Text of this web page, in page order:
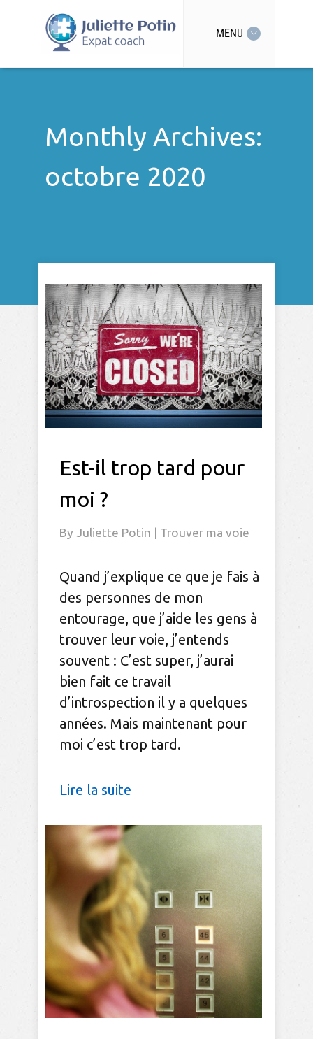
MENU
Monthly Archives:
octobre 2020
Est-il trop tard pour
moi ?
By Juliette Potin Trouver ma voie
Quand j’explique ce que je fais à
des personnes de mon
entourage, que j’aide les gens à
trouver leur voie, j’entends
souvent : C’est super, j’aurai
bien fait ce travail
d’introspection il y a quelques
années. Mais maintenant pour
moi c’est trop tard.
Lire la suite